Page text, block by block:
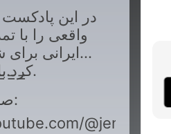
در این پادکست
واقعی را با
ایرانی
کرد.با من همراه باشید.
صفحه ما در یوتیوب:
@jenaeikhani